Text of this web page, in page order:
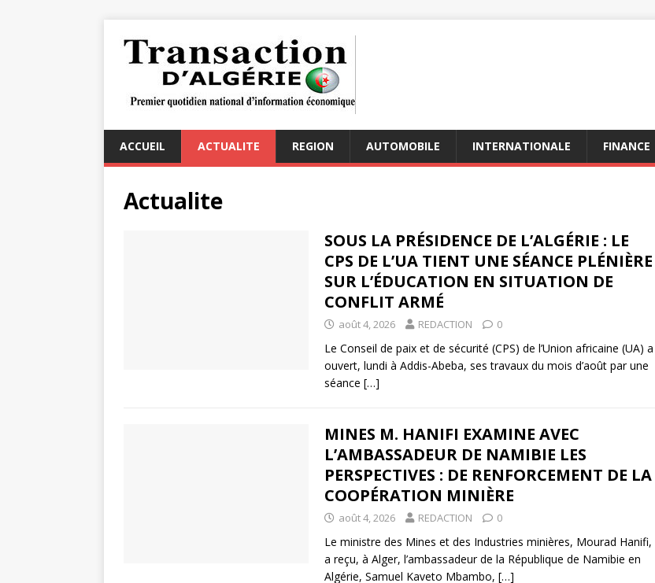
ACCUEIL ACTUALITE REGION AUTOMOBILE INTERNATIONALE FINANCE
Actualite
SOUS LA PRÉSIDENCE DE L’ALGÉRIE : LE
CPS DE L’UA TIENT UNE SÉANCE PLÉNIÈRE
SUR L’ÉDUCATION EN SITUATION DE
CONFLIT ARMÉ
août 4, 2026 REDACTION 0
Le Conseil de paix et de sécurité (CPS) de l’Union africaine (UA) a
ouvert, lundi à Addis-Abeba, ses travaux du mois d’août par une
séance […]
MINES M. HANIFI EXAMINE AVEC
L’AMBASSADEUR DE NAMIBIE LES
PERSPECTIVES : DE RENFORCEMENT DE LA
COOPÉRATION MINIÈRE
août 4, 2026 REDACTION 0
Le ministre des Mines et des Industries minières, Mourad Hanifi,
a reçu, à Alger, l’ambassadeur de la République de Namibie en
Algérie, Samuel Kaveto Mbambo, […]